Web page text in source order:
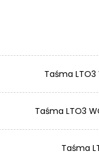
Taśma
Taśma LTO3
Taśma